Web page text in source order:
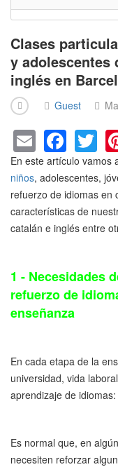
Clases
y adolescentes
inglés en
Guest
E
m
ail
F
a
c
e
b
o
k
T
wi
tt
er
En este artículo vamos
niños, adolescentes,
refuerzo de idiomas en
características de
catalán e inglés entre
1 - Necesidades
refuerzo de
enseñanza
En cada etapa de la
universidad, vida
aprendizaje de idiomas:
Es normal que, en
necesiten reforzar